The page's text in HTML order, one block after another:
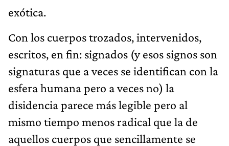
exótica.
Con los cuerpos trozados, intervenidos,
escritos, en fin: signados (y esos signos son
signaturas que a veces se identifican con la
esfera humana pero a veces no) la
disidencia parece más legible pero al
mismo tiempo menos radical que la de
aquellos cuerpos que sencillamente se